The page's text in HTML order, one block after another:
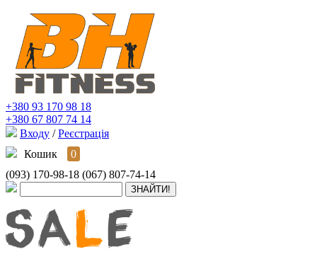
+380 93 170 98 18
+380 67 807 74 14
Входу / Реєстрація
Кошик
0
(093) 170-98-18 (067) 807-74-14